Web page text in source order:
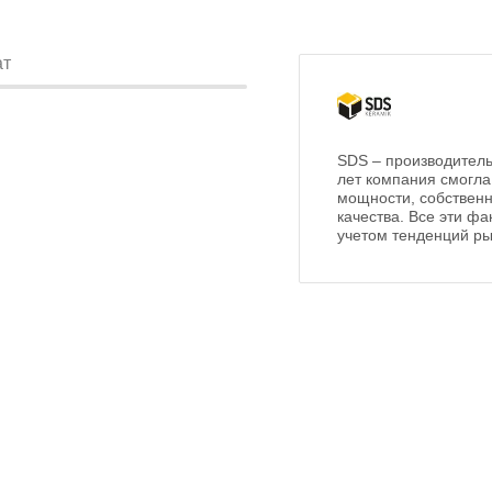
SDS –
лет компания
мощности,
качества. Все эти
учетом тенденций